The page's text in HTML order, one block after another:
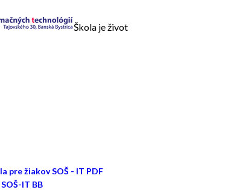
Škola je život
pre žiakov SOŠ - IT PDF
IT BB